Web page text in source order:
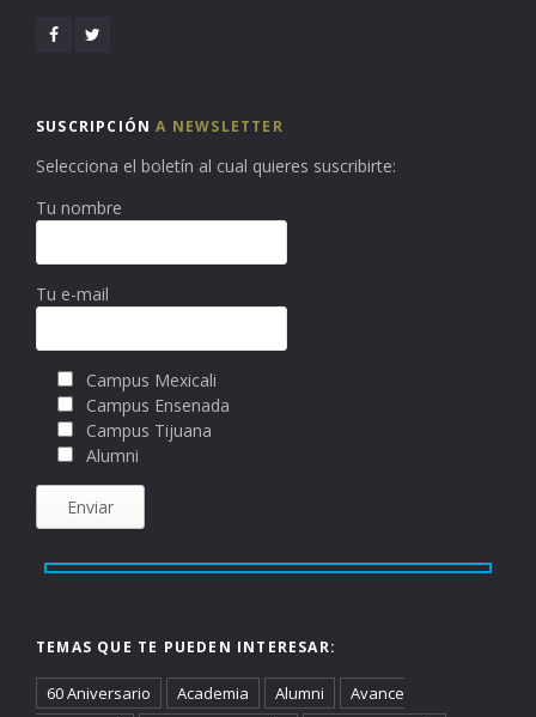
SUSCRIPCIÓNA NEWSLETTER
Selecciona el boletín al cual quieres suscribirte:
Tu nombre
Tu e-mail
Campus Mexicali
Campus Ensenada
Campus Tijuana
Alumni
TEMAS QUE TE PUEDEN INTERESAR:
60 Aniversario Academia Alumni
Avance